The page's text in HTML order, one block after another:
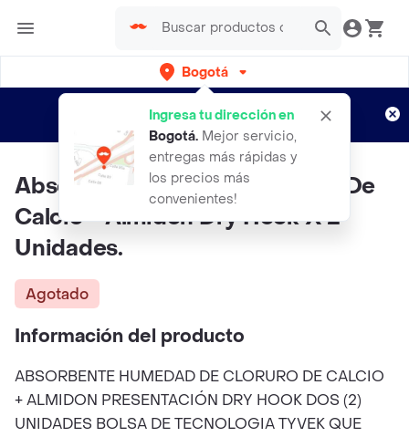
Bogotá
Ingresa tu dirección en
Bogotá. Mejor servicio,
entregas más rápidas y
los precios más
convenientes!
envíos gratis por semanas
Aplican TyC
Absorbente Humedad Cloruro De
Calcio + Almidon Dry Hook X 2
Unidades.
Agotado
Información del producto
ABSORBENTE HUMEDAD DE CLORURO DE CALCIO
+ ALMIDON PRESENTACIÓN DRY HOOK DOS (2)
UNIDADES BOLSA DE TECNOLOGIA TYVEK QUE